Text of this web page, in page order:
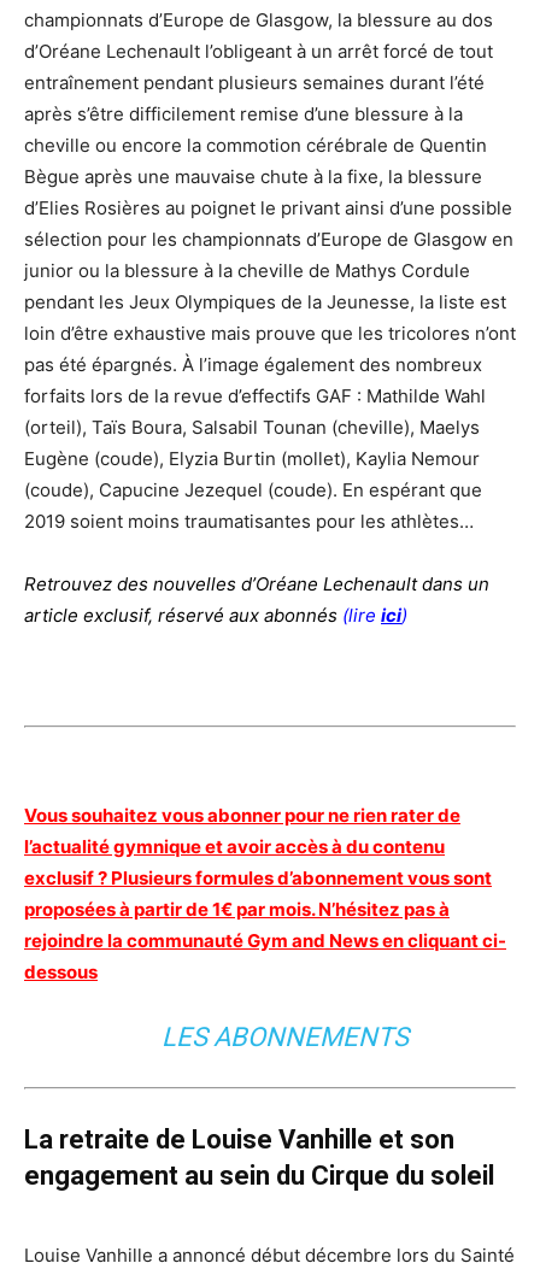
championnats d’Europe de Glasgow, la blessure au dos
d’Oréane Lechenault l’obligeant à un arrêt forcé de tout
entraînement pendant plusieurs semaines durant l’été
après s’être difficilement remise d’une blessure à la
cheville ou encore la commotion cérébrale de Quentin
Bègue après une mauvaise chute à la fixe, la blessure
d’Elies Rosières au poignet le privant ainsi d’une possible
sélection pour les championnats d’Europe de Glasgow en
junior ou la blessure à la cheville de Mathys Cordule
pendant les Jeux Olympiques de la Jeunesse, la liste est
loin d’être exhaustive mais prouve que les tricolores n’ont
pas été épargnés. À l’image également des nombreux
forfaits lors de la revue d’effectifs GAF : Mathilde Wahl
(orteil), Taïs Boura, Salsabil Tounan (cheville), Maelys
Eugène (coude), Elyzia Burtin (mollet), Kaylia Nemour
(coude), Capucine Jezequel (coude). En espérant que
2019 soient moins traumatisantes pour les athlètes…
Retrouvez des nouvelles d’Oréane Lechenault dans un
article exclusif, réservé aux abonnés (lire ici)
Vous souhaitez vous abonner pour ne rien rater de
l’actualité gymnique et avoir accès à du contenu
exclusif ? Plusieurs formules d’abonnement vous sont
proposées à partir de 1€ par mois. N’hésitez pas à
rejoindre la communauté Gym and News en cliquant ci-
dessous
LES ABONNEMENTS
La retraite de Louise Vanhille et son
engagement au sein du Cirque du soleil
Louise Vanhille a annoncé début décembre lors du Sainté